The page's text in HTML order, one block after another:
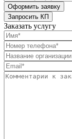
Заказать услугу